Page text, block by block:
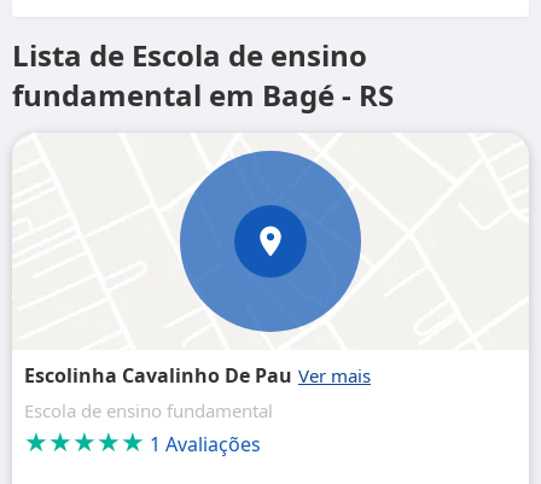
Lista de Escola de ensino
fundamental em Bagé - RS
Escolinha Cavalinho De Pau
Escola de ensino fundamental
★★★★★ 1 Avaliações